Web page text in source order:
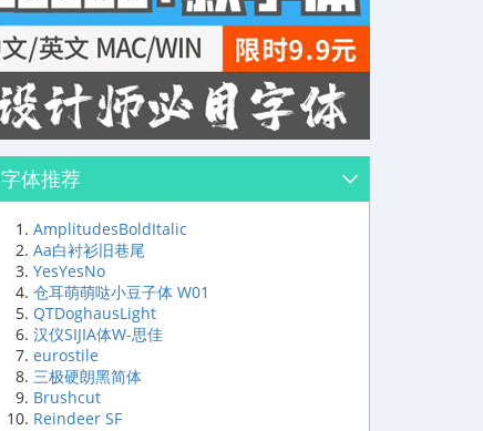
字体推荐
AmplitudesBoldItalic
Aa白衬衫旧巷尾
YesYesNo
仓耳萌萌哒小豆子体 W01
QTDoghausLight
汉仪SIJIA体W-思佳
eurostile
三极硬朗黑简体
Brushcut
Reindeer SF